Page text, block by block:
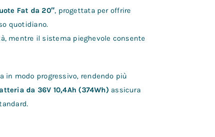
Fat da 20″, progettata per offrire
quotidiano.
mentre il sistema pieghevole consente
in modo progressivo, rendendo più
da 36V 10,4Ah (374Wh) assicura